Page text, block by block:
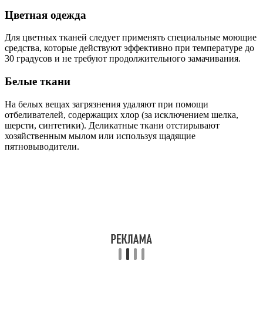
Цветная одежда
Для цветных тканей следует применять специальные моющие
средства, которые действуют эффективно при температуре до
30 градусов и не требуют продолжительного замачивания.
Белые ткани
На белых вещах загрязнения удаляют при помощи
отбеливателей, содержащих хлор (за исключением шелка,
шерсти, синтетики). Деликатные ткани отстирывают
хозяйственным мылом или используя щадящие
пятновыводители.